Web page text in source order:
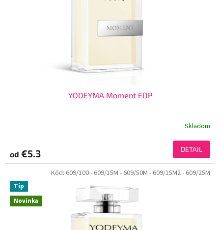
YODEYMA Moment EDP
Skladom
od €5.3 DETAIL
Novinka
Tip
Kód: 609/100- 609/15M - 609/50M - 609/15M2- 609/25M